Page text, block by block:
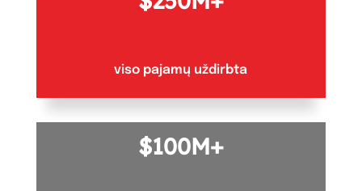
viso pajamų uždirbta
100M+